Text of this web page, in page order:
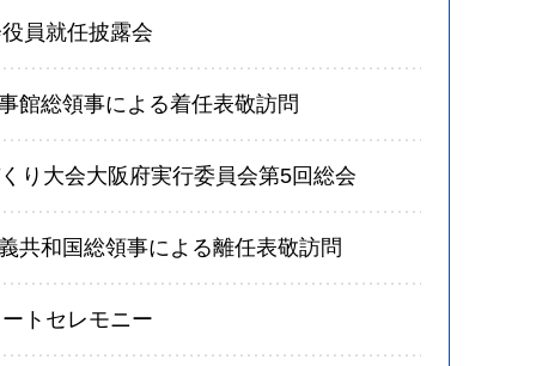
員就任披露会
館総領事による着任表敬訪問
り大会大阪府実行委員会第5回総会
共和国総領事による離任表敬訪問
トセレモニー